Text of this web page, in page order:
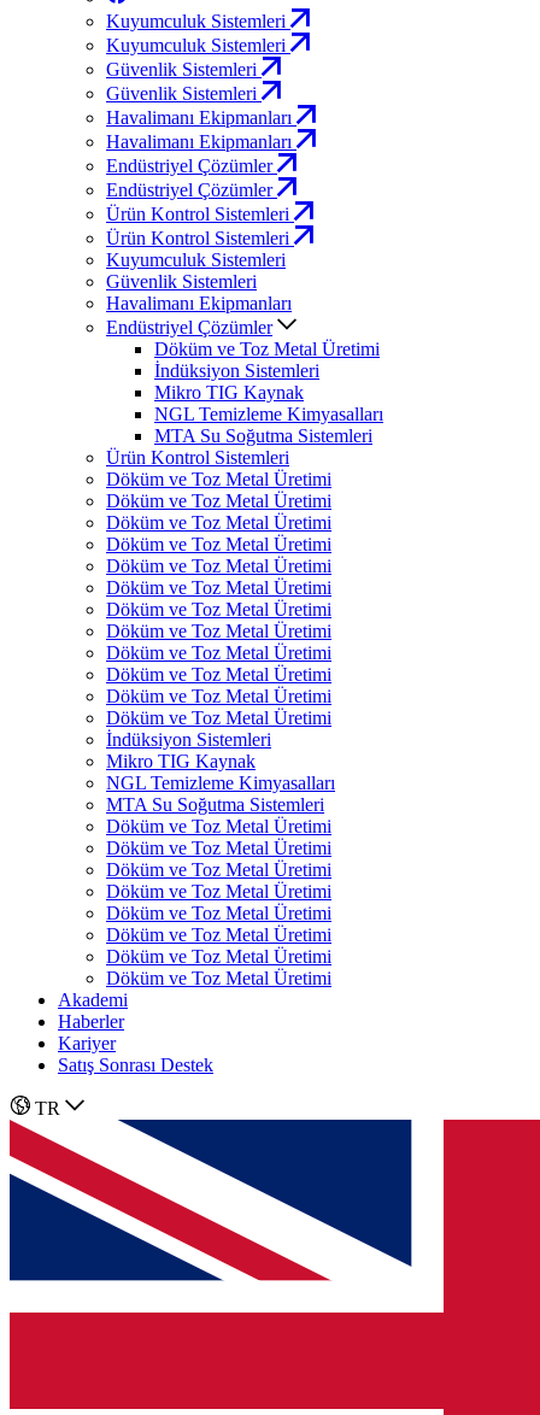
Kuyumculuk Sistemleri
Kuyumculuk Sistemleri
Güvenlik Sistemleri
Güvenlik Sistemleri
Havalimanı Ekipmanları
Havalimanı Ekipmanları
Endüstriyel Çözümler
Endüstriyel Çözümler
Ürün Kontrol Sistemleri
Ürün Kontrol Sistemleri
Kuyumculuk Sistemleri
Güvenlik Sistemleri
Havalimanı Ekipmanları
Endüstriyel Çözümler
Döküm ve Toz Metal Üretimi
İndüksiyon Sistemleri
Mikro TIG Kaynak
NGL Temizleme Kimyasalları
MTA Su Soğutma Sistemleri
Ürün Kontrol Sistemleri
Döküm ve Toz Metal Üretimi
Döküm ve Toz Metal Üretimi
Döküm ve Toz Metal Üretimi
Döküm ve Toz Metal Üretimi
Döküm ve Toz Metal Üretimi
Döküm ve Toz Metal Üretimi
Döküm ve Toz Metal Üretimi
Döküm ve Toz Metal Üretimi
Döküm ve Toz Metal Üretimi
Döküm ve Toz Metal Üretimi
Döküm ve Toz Metal Üretimi
Döküm ve Toz Metal Üretimi
İndüksiyon Sistemleri
Mikro TIG Kaynak
NGL Temizleme Kimyasalları
MTA Su Soğutma Sistemleri
Döküm ve Toz Metal Üretimi
Döküm ve Toz Metal Üretimi
Döküm ve Toz Metal Üretimi
Döküm ve Toz Metal Üretimi
Döküm ve Toz Metal Üretimi
Döküm ve Toz Metal Üretimi
Döküm ve Toz Metal Üretimi
Döküm ve Toz Metal Üretimi
Akademi
Haberler
Kariyer
Satış Sonrası Destek
TR